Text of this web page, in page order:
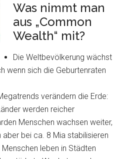
Was nimmt man
aus „Common
Wealth“ mit?
Die Weltbevölkerung wächst
wenn sich die Geburtenraten
verändern die Erde:
werden reicher
Menschen wachsen weiter,
aber bei ca. 8 Mia stabilisieren
leben in Städten